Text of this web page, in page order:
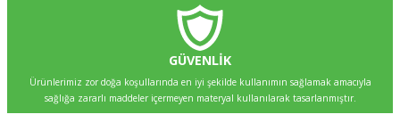
GÜVENLİK
Ürünlerimiz zor doğa koşullarında en iyi şekilde kullanımın sağlamak amacıyla
sağlığa zararlı maddeler içermeyen materyal kullanılarak tasarlanmıştır.